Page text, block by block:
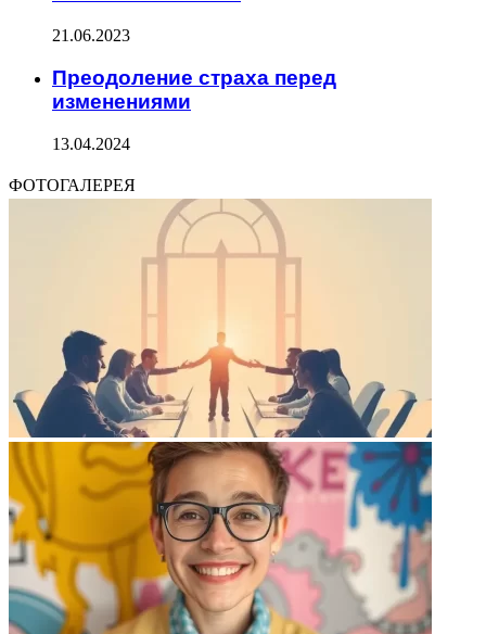
21.06.2023
Преодоление страха перед
изменениями
13.04.2024
ФОТОГАЛЕРЕЯ